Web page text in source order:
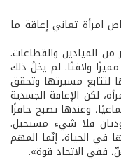
امرأة تعاني إعاقة ما
من الميادين والقطاعات.
ولافتًا. لم يخلُ ذلك
لتتابع مسيرتها وتحقق
لكن الإعاقة الجسدية
وعندها تصبح حافزًا
فلا شيء مستحيل.
في الحياة، إنّما المهم
ففي الاتحاد قوة».